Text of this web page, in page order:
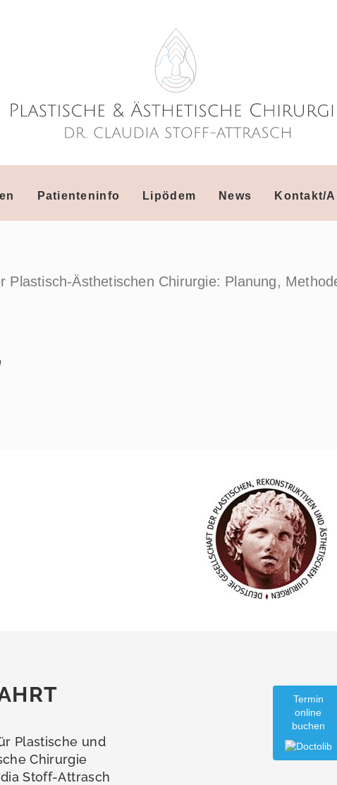
Patienteninfo Lipödem News Kontakt/
Plastisch-Ästhetischen Chirurgie: Planung,
Plastische und
Chirurgie
Stoff-Attrasch
Termin
online
buchen